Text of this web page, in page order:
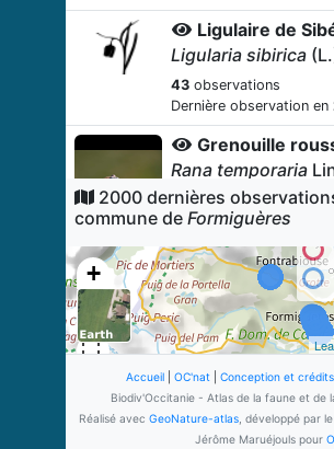
Ligulaire de
Ligularia sibirica
43 observations
Dernière observation en
Grenouille
Rana temporaria
39observations
Dernière observation en
Gaillet des
Galium uliginosum
36observations
Dernière observation en
Cirse des
Cirsium palustre
observations
2000 dernières
commune de Formiguères
+
Accueil| OC'nat| Conception et crédits
Biodiv'Occitanie - Atlas de la faune et de
Réalisé avec GeoNature-atlas , développé par le
Jérôme Maruéjouls pour